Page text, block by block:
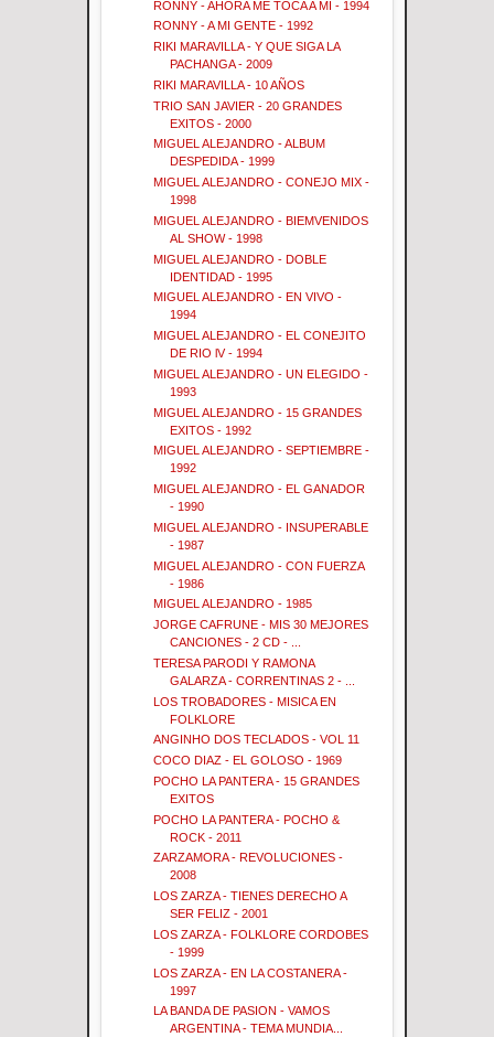
RONNY - AHORA ME TOCA A MI - 1994
RONNY - A MI GENTE - 1992
RIKI MARAVILLA - Y QUE SIGA LA
PACHANGA - 2009
RIKI MARAVILLA - 10 AÑOS
TRIO SAN JAVIER - 20 GRANDES
EXITOS - 2000
MIGUEL ALEJANDRO - ALBUM
DESPEDIDA - 1999
MIGUEL ALEJANDRO - CONEJO MIX -
1998
MIGUEL ALEJANDRO - BIEMVENIDOS
AL SHOW - 1998
MIGUEL ALEJANDRO - DOBLE
IDENTIDAD - 1995
MIGUEL ALEJANDRO - EN VIVO -
1994
MIGUEL ALEJANDRO - EL CONEJITO
DE RIO lV - 1994
MIGUEL ALEJANDRO - UN ELEGIDO -
1993
MIGUEL ALEJANDRO - 15 GRANDES
EXITOS - 1992
MIGUEL ALEJANDRO - SEPTIEMBRE -
1992
MIGUEL ALEJANDRO - EL GANADOR
- 1990
MIGUEL ALEJANDRO - INSUPERABLE
- 1987
MIGUEL ALEJANDRO - CON FUERZA
- 1986
MIGUEL ALEJANDRO - 1985
JORGE CAFRUNE - MIS 30 MEJORES
CANCIONES - 2 CD - ...
TERESA PARODI Y RAMONA
GALARZA - CORRENTINAS 2 - ...
LOS TROBADORES - MISICA EN
FOLKLORE
ANGINHO DOS TECLADOS - VOL 11
COCO DIAZ - EL GOLOSO - 1969
POCHO LA PANTERA - 15 GRANDES
EXITOS
POCHO LA PANTERA - POCHO &
ROCK - 2011
ZARZAMORA - REVOLUCIONES -
2008
LOS ZARZA - TIENES DERECHO A
SER FELIZ - 2001
LOS ZARZA - FOLKLORE CORDOBES
- 1999
LOS ZARZA - EN LA COSTANERA -
1997
LA BANDA DE PASION - VAMOS
ARGENTINA - TEMA MUNDIA...